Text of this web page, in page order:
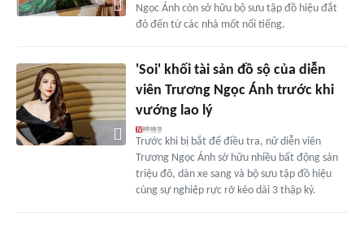
Ngọc Ánh còn sở hữu bộ sưu tập đồ hiệu đắt
đỏ đến từ các nhà mốt nổi tiếng.
'Soi' khối tài sản đồ sộ của diễn
viên Trương Ngọc Ánh trước khi
vướng lao lý
Trước khi bị bắt để điều tra, nữ diễn viên
Trương Ngọc Ánh sở hữu nhiều bất động sản
triệu đô, dàn xe sang và bộ sưu tập đồ hiệu
cùng sự nghiệp rực rỡ kéo dài 3 thập kỷ.